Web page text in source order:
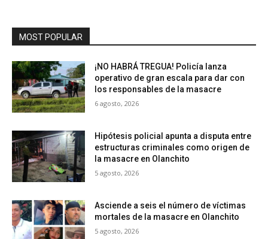
MOST POPULAR
¡NO HABRÁ TREGUA! Policía lanza
operativo de gran escala para dar con
los responsables de la masacre
6 agosto, 2026
Hipótesis policial apunta a disputa entre
estructuras criminales como origen de
la masacre en Olanchito
5 agosto, 2026
Asciende a seis el número de víctimas
mortales de la masacre en Olanchito
5 agosto, 2026